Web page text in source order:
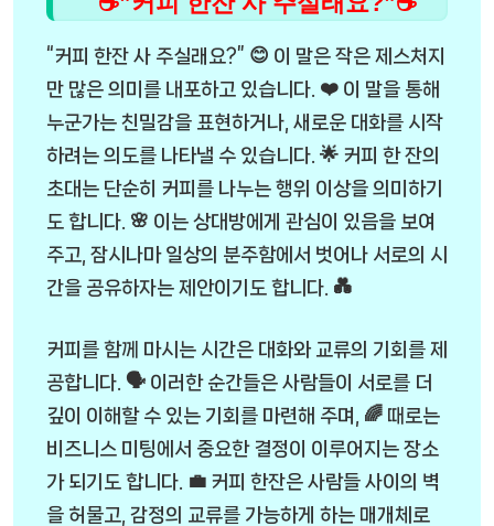
“커피 한잔 사 주실래요?” 😊 이 말은 작은 제스처지
만 많은 의미를 내포하고 있습니다. ❤️ 이 말을 통해
누군가는 친밀감을 표현하거나, 새로운 대화를 시작
하려는 의도를 나타낼 수 있습니다. 🌟 커피 한 잔의
초대는 단순히 커피를 나누는 행위 이상을 의미하기
도 합니다. 🌸 이는 상대방에게 관심이 있음을 보여
주고, 잠시나마 일상의 분주함에서 벗어나 서로의 시
간을 공유하자는 제안이기도 합니다. 💑
커피를 함께 마시는 시간은 대화와 교류의 기회를 제
공합니다. 🗣️ 이러한 순간들은 사람들이 서로를 더
깊이 이해할 수 있는 기회를 마련해 주며, 🌈 때로는
비즈니스 미팅에서 중요한 결정이 이루어지는 장소
가 되기도 합니다. 💼 커피 한잔은 사람들 사이의 벽
을 허물고, 감정의 교류를 가능하게 하는 매개체로